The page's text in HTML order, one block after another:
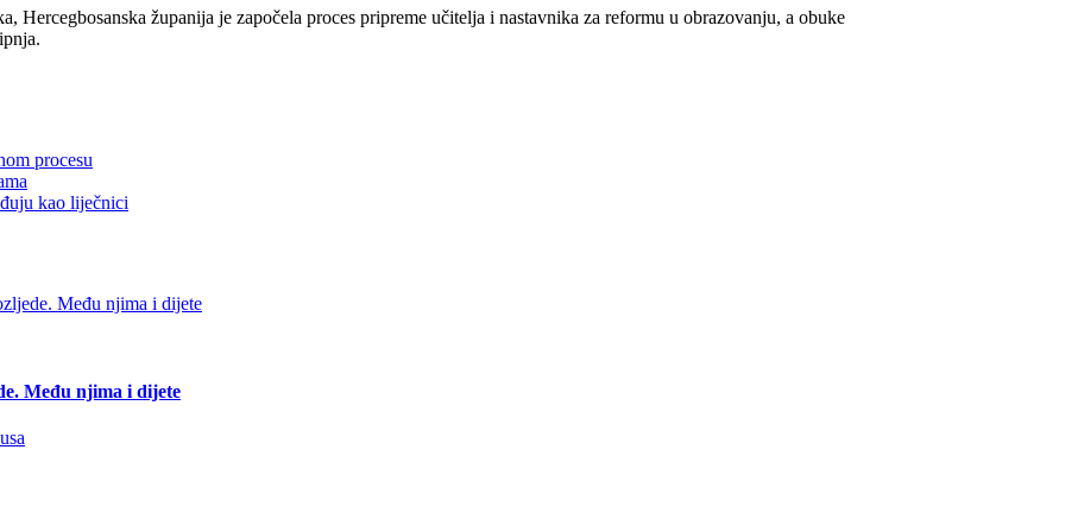
županija je započela proces pripreme učitelja i nastavnika za reformu u obrazovanju, a obuke
procesu
kao liječnici
Među njima i dijete